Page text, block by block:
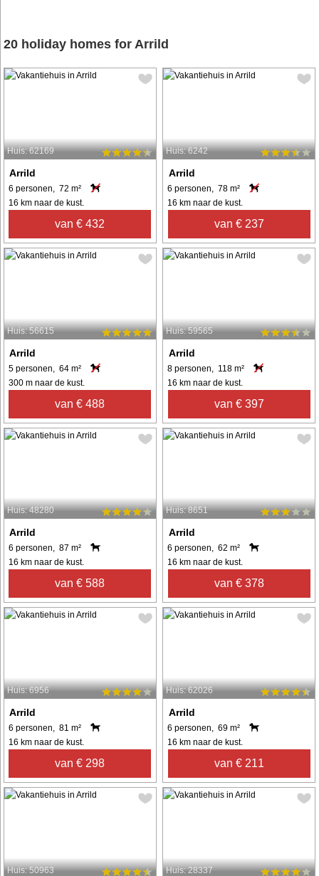
20 holiday homes for Arrild
Huis: 62169
Arrild
6 personen, 72 m²
16 km naar de kust.
van € 432
Huis: 6242
Arrild
6 personen, 78 m²
16 km naar de kust.
van € 237
Huis: 56615
Arrild
5 personen, 64 m²
300 m naar de kust.
van € 488
Huis: 59565
Arrild
8 personen, 118 m²
16 km naar de kust.
van € 397
Huis: 48280
Arrild
6 personen, 87 m²
16 km naar de kust.
van € 588
Huis: 8651
Arrild
6 personen, 62 m²
16 km naar de kust.
van € 378
Huis: 6956
Arrild
6 personen, 81 m²
16 km naar de kust.
van € 298
Huis: 62026
Arrild
6 personen, 69 m²
16 km naar de kust.
van € 211
Huis: 50963 Huis: 28337